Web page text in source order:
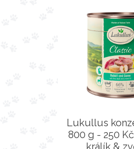
Lukullus
800 g - 250
králík &